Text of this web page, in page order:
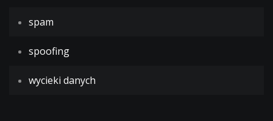
spam
spoofing
wycieki danych